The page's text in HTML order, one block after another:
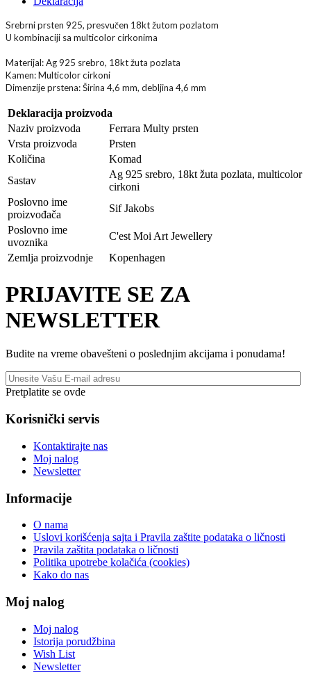
Srebrni prsten 925, presvučen 18ktžutom pozlatom
U kombinaciji sa multicolor cirkonima
Materijal: Ag 925 srebro, 18kt žuta pozlata
Kamen: Multicolor cirkoni
Dimenzije prstena: Širina 4,6 mm, debljina 4,6 mm
Deklaracija proizvoda
Naziv proizvoda
Ferrara Multy prsten
Vrsta proizvoda
Prsten
Količina
Komad
Sastav
Ag 925 srebro, 18kt žuta pozlata, multicolor
cirkoni
Poslovno ime
proizvođača
Sif Jakobs
Poslovno ime
uvoznika
C'est Moi Art Jewellery
Zemlja proizvodnje
Kopenhagen
PRIJAVITE SE ZA
NEWSLETTER
Budite na vreme obavešteni o poslednjim akcijama i ponudama!
Pretplatite se ovde
Korisnički servis
Kontaktirajte nas
Moj nalog
Newsletter
Informacije
O nama
Uslovi korišćenja sajta i Pravila zaštite podataka o ličnosti
Pravila zaštita podataka o ličnosti
Politika upotrebe kolačića (cookies)
Kako do nas
Moj nalog
Moj nalog
Istorija porudžbina
Wish List
Newsletter